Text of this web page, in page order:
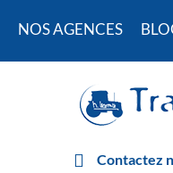
NOS AGENCES
Contactez